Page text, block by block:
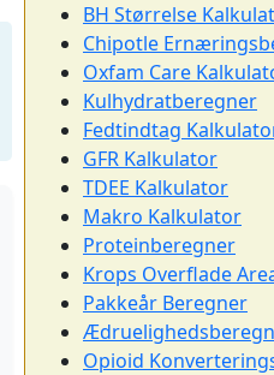
BH Størrelse
Chipotle
Oxfam Care
Kulhydratberegner
Fedtindtag
GFR Kalkulator
TDEE Kalkulator
Makro Kalkulator
Proteinberegner
Krops Overflade
Pakkeår Beregner
Opioid